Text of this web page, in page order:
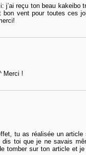
reçu ton beau kakeibo
vent pour toutes ces
Merci !
tu as réalisée un article
toi que je ne savais
tomber sur ton article et